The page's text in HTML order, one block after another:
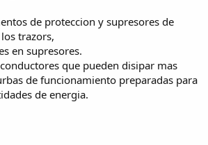
de proteccion y supresores de
trazors,
en supresores.
que pueden disipar mas
de funcionamiento preparadas para
de energia.